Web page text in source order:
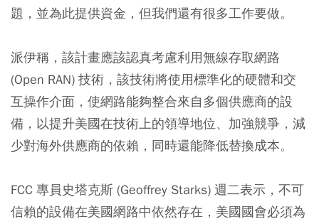
題，並為此提供資金，但我們還有很多工作要做。
派伊稱，該計畫應該認真考慮利用無線存取網路
(Open RAN) 技術，該技術將使用標準化的硬體和交
互操作介面，使網路能夠整合來自多個供應商的設
備，以提升美國在技術上的領導地位、加強競爭，減
少對海外供應商的依賴，同時還能降低替換成本。
FCC 專員史塔克斯 (Geoffrey Starks) 週二表示，不可
信賴的設備在美國網路中依然存在，美國國會必須為